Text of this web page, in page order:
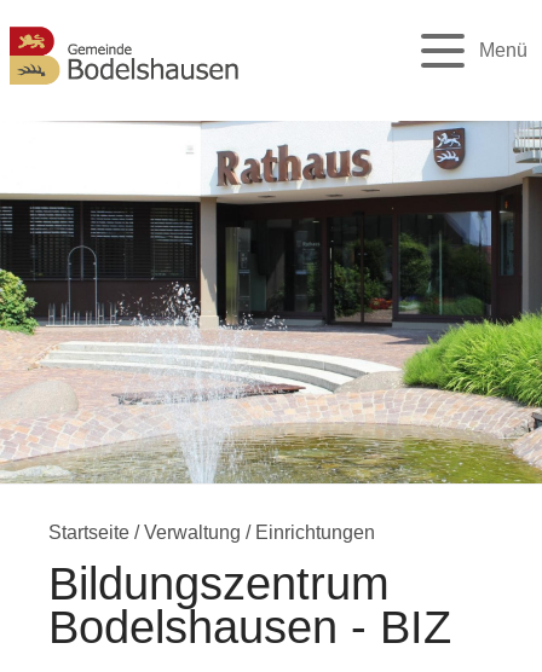
Menü
Startseite /Verwaltung / Einrichtungen
Bildungszentrum
Bodelshausen - BIZ